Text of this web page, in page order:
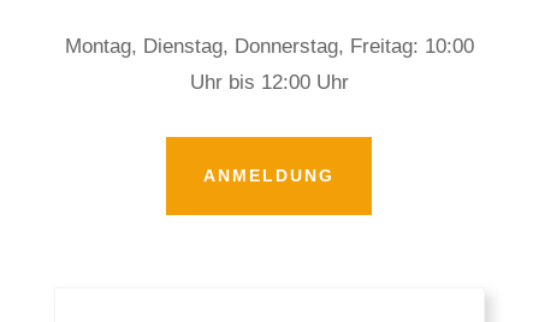
Montag, Dienstag, Donnerstag, Freitag: 10:00
Uhr bis 12:00 Uhr
ANMELDUNG